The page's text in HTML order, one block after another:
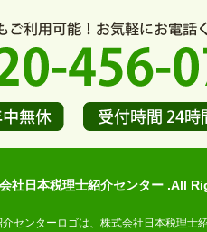
社日本税理士紹介センター .All
センターロゴは、株式会社日本税理士